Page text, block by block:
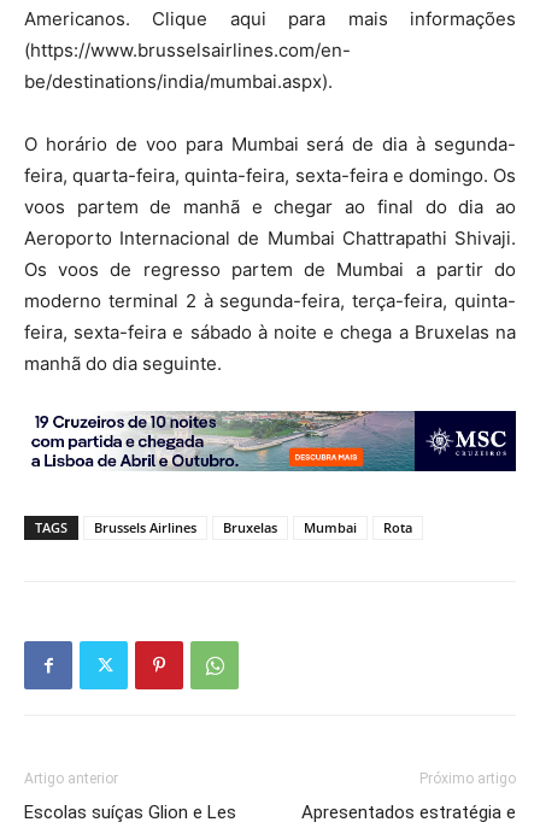
Americanos. Clique aqui para mais informações
(https://www.brusselsairlines.com/en-
be/destinations/india/mumbai.aspx).
O horário de voo para Mumbai será de dia à segunda-
feira, quarta-feira, quinta-feira, sexta-feira e domingo. Os
voos partem de manhã e chegar ao final do dia ao
Aeroporto Internacional de Mumbai Chattrapathi Shivaji.
Os voos de regresso partem de Mumbai a partir do
moderno terminal 2 à segunda-feira, terça-feira, quinta-
feira, sexta-feira e sábado à noite e chega a Bruxelas na
manhã do dia seguinte.
TAGS Brussels Airlines Bruxelas Mumbai Rota
Artigo anterior
Escolas suíças Glion e Les
Próximo artigo
Apresentados estratégia e